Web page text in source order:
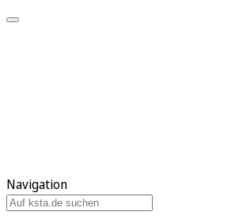
Navigation